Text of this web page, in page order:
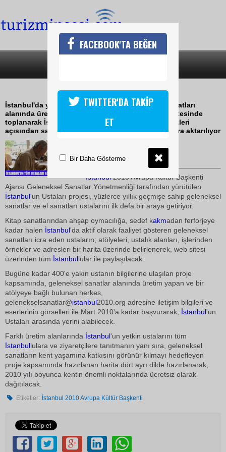
İSTANBUL USTALARI PROJESİ
İstanbul'da yaşayan, geleneksel sanatlar ve el sanatları
alanında üretim yapan ustaların bilgileri bir web sitesinde
toplanarak İstanbul'un, küçük sanat üretim merkezleri
açısından sahip olduğu zenginlik gelecek kuşaklara aktarılıyor
TURİZMİN SESİ
İstanbul2010 Avrupa Kültür Başkenti
Ajansı Geleneksel Sanatlar Yönetmenliği tarafından yürütülen
İstanbul'un Ustaları projesi, yüzlerce yıllık geçmişe sahip geleneksel
sanatlar ve el sanatları ustalarını ilk defa bir araya getiriyor.
Kitap sanatlarından ahşap oymacılığa, sedef kakmadan ferforjeye
kadar halen İstanbul'da aktif olarak faaliyet gösteren geleneksel
sanatları icra eden ustaların; atölyeleri, ustalık alanları, işlerinden
örnekler ve adresleri bir harita üzerinde belirlenerek, web sitesi
üzerinden tüm İstanbullular ile paylaşılacak.
Bugüne kadar 400'e yakın ustanın bilgilerine ulaşılan proje
kapsamında, geleneksel sanatlar alanında üretim yapan ve bir
atölyeye bağlı bulunan herkes,
gelenekselsanatlar@istanbul2010.org adresine iletişim bilgileri ve
eserlerinin görselleri ile Mart 2010'a kadar başvurarak;  İstanbul'un
Ustaları arasında yerini alabilecek.
Farklı üretim alanlarında İstanbul'un yetkin ustalarını tüm
İstanbullulara ve ziyaretçilere tanıtmanın yanı sıra, geleneksel
sanatların kent yaşamına katkısını görünür kılmayı hedefleyen
proje kapsamında hazırlanan harita dört ayrı dilde hazırlanarak,
2010 yılı boyunca kentin önemli noktalarında ücretsiz olarak
dağıtılacak.
Etiketler: İstanbul 2010 Avrupa Kültür Başkenti
FACEBOOK'TA BEĞEN
TWITTER'DA TAKİP
ET
Bir Daha Gösterme